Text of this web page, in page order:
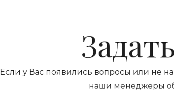
Если у Вас появились вопросы или не
наши менеджеры